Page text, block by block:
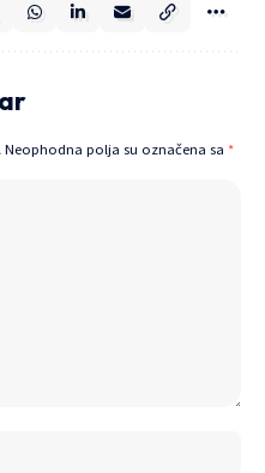
Neophodna polja su označena sa *